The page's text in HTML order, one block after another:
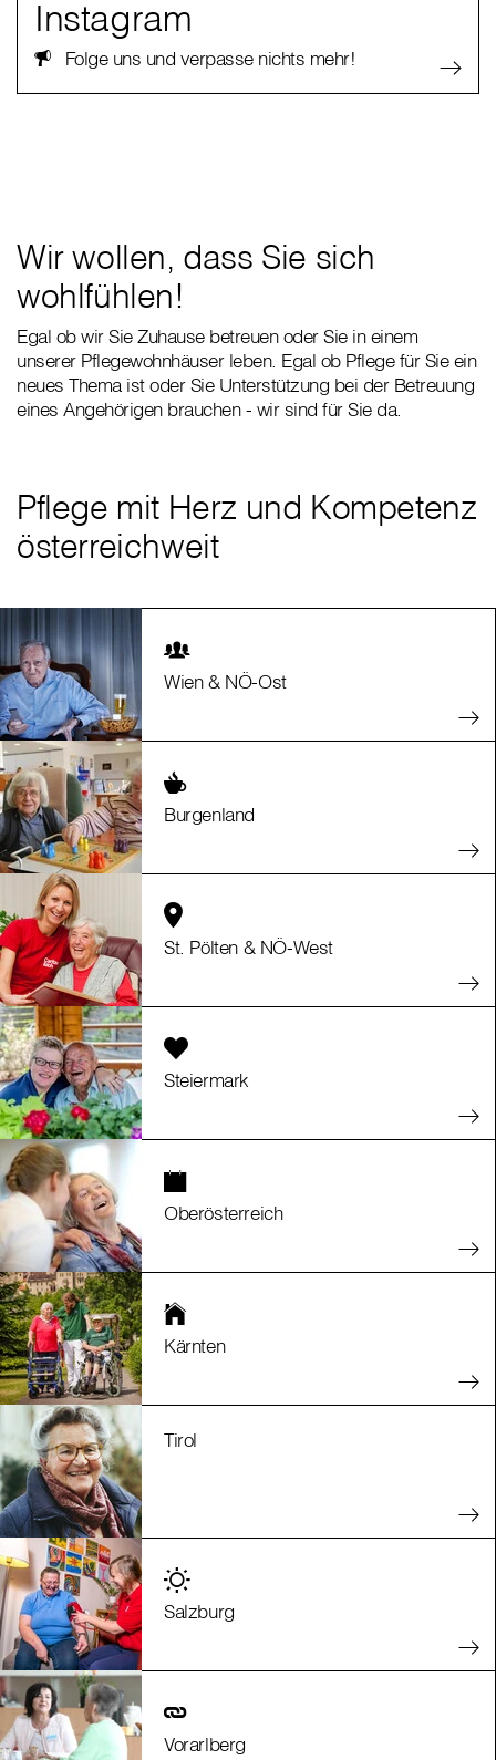
Instagram
Folge uns und verpasse nichts mehr!
Wir wollen, dass Sie sich
wohlfühlen!
Egal ob wir Sie Zuhause betreuen oder Sie in einem
unserer Pflegewohnhäuser leben. Egal ob Pflege für Sie ein
neues Thema ist oder Sie Unterstützung bei der Betreuung
eines Angehörigen brauchen - wir sind für Sie da.
Pflege mit Herz und Kompetenz
österreichweit
Wien & NÖ-Ost
Burgenland
St. Pölten & NÖ-West
Steiermark
Oberösterreich
Kärnten
Tirol
Salzburg
Vorarlberg